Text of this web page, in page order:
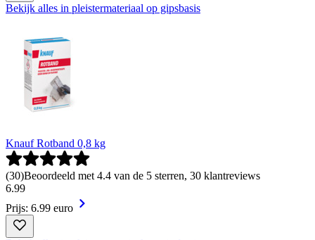
Bekijk alles in pleistermateriaal op gipsbasis
Knauf Rotband 0,8 kg
(30)Beoordeeld met 4.4 van de 5 sterren, 30 klantreviews
6.99
Prijs: 6.99 euro